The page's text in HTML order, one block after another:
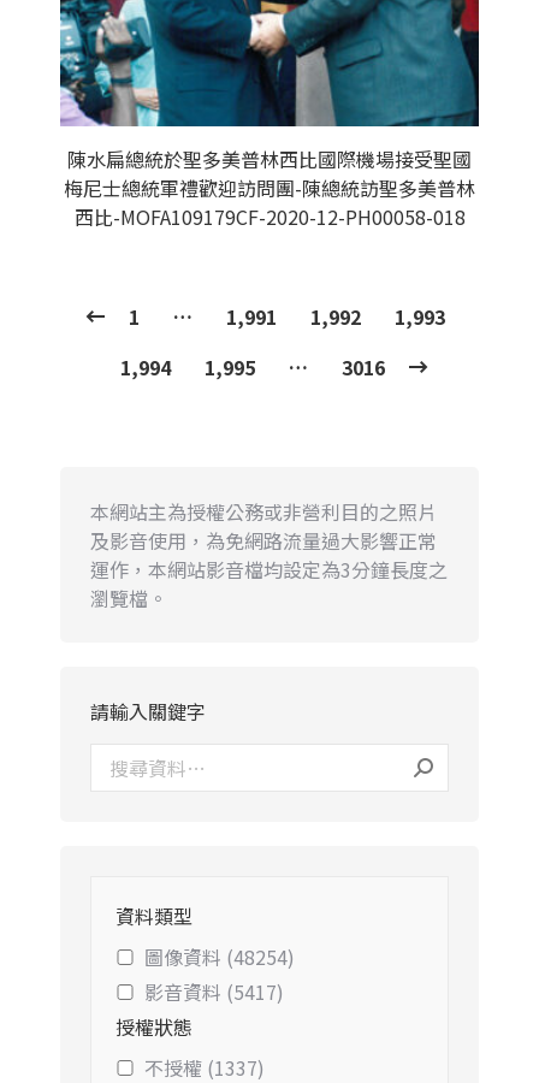
陳水扁總統於聖多美普林西比國際機場接受聖國
梅尼士總統軍禮歡迎訪問團-陳總統訪聖多美普林
西比-MOFA109179CF-2020-12-PH00058-018
1 … 1,991 1,992
1,993
1,994
1,995 … 3016
本網站主為授權公務或非營利目的之照片
及影音使用，為免網路流量過大影響正常
運作，本網站影音檔均設定為3分鐘長度之
瀏覽檔。
請輸入關鍵字
資料類型
圖像資料 (48254)
影音資料 (5417)
授權狀態
不授權 (1337)